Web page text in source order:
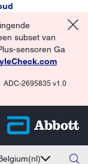
subset van
sensoren Ga
ADC-2695835 v1.0
(nl)